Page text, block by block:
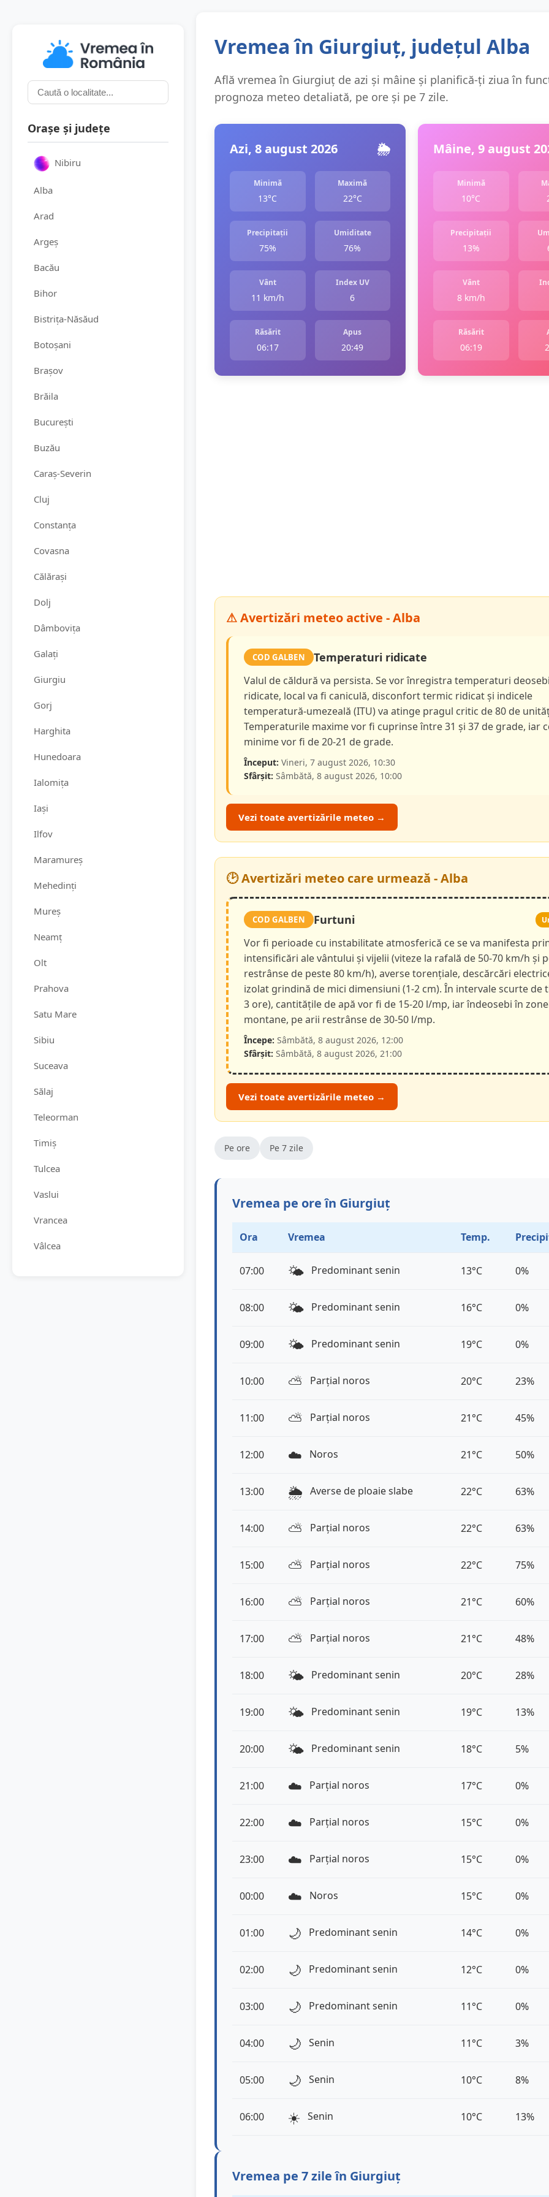
Orașe și județe
Nibiru
Alba
Arad
Argeș
Bacău
Bihor
Bistrița-Năsăud
Botoșani
Brașov
Brăila
București
Buzău
Caraș-Severin
Cluj
Constanța
Covasna
Călărași
Dolj
Dâmbovița
Galați
Giurgiu
Gorj
Harghita
Hunedoara
Ialomița
Iași
Ilfov
Maramureș
Mehedinți
Mureș
Neamț
Olt
Prahova
Satu Mare
Sibiu
Suceava
Sălaj
Teleorman
Timiș
Tulcea
Vaslui
Vrancea
Vâlcea
Vremea în Giurgiuț, județul Alba
Află vremea în Giurgiuț de azi și mâine și planifică-ți ziua în
prognoza meteo detaliată, pe ore și pe 7 zile.
Azi, 8 august 2026 🌦️
Minimă
13°C
Maximă
22°C
Precipitații
75%
Umiditate
76%
Vânt
11 km/h
Index UV
6
Răsărit
06:17
Apus
20:49
Mâine, 9 august
Minimă
10°C
Precipitații
13%
Vânt
8 km/h
Răsărit
06:19
⚠ Avertizări meteo active - Alba
COD GALBEN Temperaturi ridicate
Valul de căldură va persista. Se vor înregistra temperaturi
ridicate, local va fi caniculă, disconfort termic ridicat și indicele
temperatură-umezeală (ITU) va atinge pragul critic de 80 de
Temperaturile maxime vor fi cuprinse între 31 și 37 de grade, iar
minime vor fi de 20-21 de grade.
Început: Vineri, 7 august 2026, 10:30
Sfârșit: Sâmbătă, 8 august 2026, 10:00
Vezi toate avertizările meteo →
🕑 Avertizări meteo care urmează - Alba
COD GALBEN Furtuni
Vor fi perioade cu instabilitate atmosferică ce se va manifesta
intensificări ale vântului și vijelii (viteze la rafală de 50-70 km/h și
restrânse de peste 80 km/h), averse torențiale, descărcări
izolat grindină de mici dimensiuni (1-2 cm). În intervale scurte de
3 ore), cantitățile de apă vor fi de 15-20 l/mp, iar îndeosebi în
montane, pe arii restrânse de 30-50 l/mp.
Începe: Sâmbătă, 8 august 2026, 12:00
Sfârșit: Sâmbătă, 8 august 2026, 21:00
Vezi toate avertizările meteo →
Pe ore Pe 7 zile
Vremea pe ore în Giurgiuț
Ora Vremea Temp.
07:00 🌤️ Predominant senin 13°C 0%
08:00 🌤️ Predominant senin 16°C 0%
09:00 🌤️ Predominant senin 19°C 0%
10:00 ⛅️ Parțial noros 20°C 23%
11:00 ⛅️ Parțial noros 21°C 45%
12:00 ☁️ Noros 21°C 50%
13:00 🌦️ Averse de ploaie slabe 22°C 63%
14:00 ⛅️ Parțial noros 22°C 63%
15:00 ⛅️ Parțial noros 22°C 75%
16:00 ⛅️ Parțial noros 21°C 60%
17:00 ⛅️ Parțial noros 21°C 48%
18:00 🌤️ Predominant senin 20°C 28%
19:00 🌤️ Predominant senin 19°C 13%
20:00 🌤️ Predominant senin 18°C 5%
21:00 ☁️ Parțial noros 17°C 0%
22:00 ☁️ Parțial noros 15°C 0%
23:00 ☁️ Parțial noros 15°C 0%
00:00 ☁️ Noros 15°C 0%
01:00 🌙 Predominant senin 14°C 0%
02:00 🌙 Predominant senin 12°C 0%
03:00 🌙 Predominant senin 11°C 0%
04:00 🌙 Senin 11°C 3%
05:00 🌙 Senin 10°C 8%
06:00 ☀️ Senin 10°C 13%
Vremea pe 7 zile în Giurgiuț